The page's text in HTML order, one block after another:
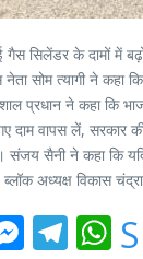
गैस सिलेंडर के दामों में
नेता सोम त्यागी ने
प्रधान ने कहा कि
दाम वापस लें, सरकार
सैनी ने कहा कि यदि
अध्यक्ष विकास